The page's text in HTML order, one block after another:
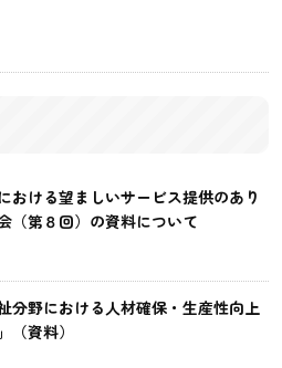
おける望ましいサービス提供のあり
（第８回）の資料について
分野における人材確保・生産性向上
（資料）